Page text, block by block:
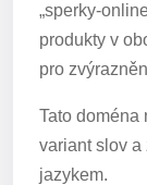
„sperky-
produkty v
pro
Tato doména
variant slov a
jazykem.